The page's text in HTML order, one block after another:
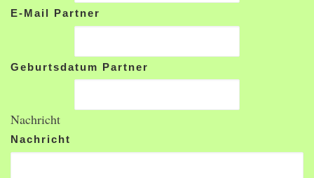
E-Mail Partner
Geburtsdatum Partner
Nachricht
Nachricht